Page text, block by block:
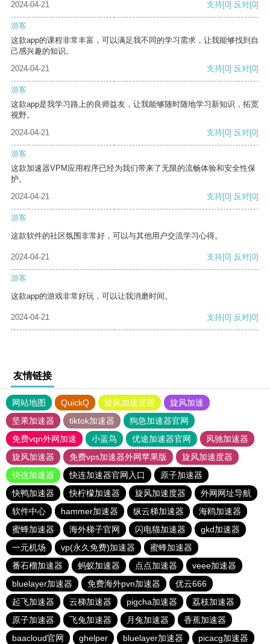
2024-04-21
支持[0] 反对[0]
游客
这款app的课程非常丰富，可以满足我不同的学习需求，让我能够找到自
己感兴趣的知识。
2024-04-21
支持[0] 反对[0]
游客
这款app是我学习路上的良师益友，让我能够随时随地学习新知识，拓宽
视野。
2024-04-21
支持[0] 反对[0]
游客
这款加速器VPM应用程序已经为我们带来了无限的流畅体验和安全性保
护。
2024-04-21
支持[0] 反对[0]
游客
这款软件的社区氛围非常好，可以与其他用户交流学习心得。
2024-04-21 支持[0] 反对[0]
游客
这款app的游戏非常好玩，可以让我消磨时间。
2024-04-21 支持[0] 反对[0]
友情链接
网站地图 QuickQ 旋风加速度器
旋风加速
坚果加速器
tiktok加速器
狗急加速器官网
免费vqn外网加速
小蓝鸟 优途加速器官网
风驰加速器
旋风加速器
免费vps加速器外网苹果版
旋风加速度器
快连加速器
快连加速器官网入口
原子加速器
快鸭加速器
快柠檬加速器 旋风加速度器
外网网址导航
软件中心
hammer加速器 纵云梯加速器
海鸥加速器
蜜蜂加速器
海外梯子官网 闪电猫加速器
gkd加速器
一元机场
vp(永久免费)加速器
蜜蜂加速器
番石榴加速器
蚂蚁加速器 点点加速器
veee加速器
bluelayer加速器
免费海外pvn加速器
优云666
起飞加速器
云梯加速器 pigcha加速器
荔枝加速器
原子加速器
飞兔加速器 月兔加速器
香蕉加速器
baacloud官网
ghelper bluelayer加速器 picacg加速器